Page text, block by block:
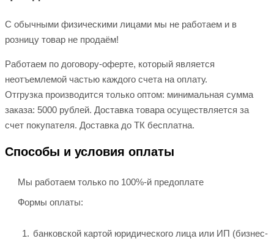
С обычными физическими лицами мы не работаем и в
розницу товар не продаём!
Работаем по договору-оферте, который является
неотъемлемой частью каждого счета на оплату.
Отгрузка производится только оптом: минимальная сумма
заказа: 5000 рублей. Доставка товара осуществляется за
счет покупателя. Доставка до ТК бесплатна.
Способы и условия оплаты
Мы работаем только по 100%-й предоплате
Формы оплаты:
банковской картой юридического лица или ИП (бизнес-